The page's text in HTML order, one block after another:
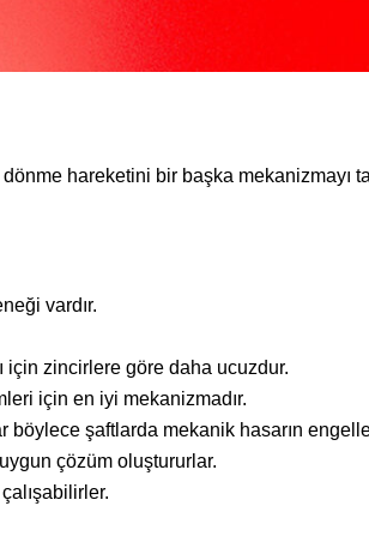
hareketini bir başka mekanizmayı
vardır.
için zincirlere göre daha ucuzdur.
için en iyi mekanizmadır.
böylece şaftlarda mekanik hasarın
çözüm oluştururlar.